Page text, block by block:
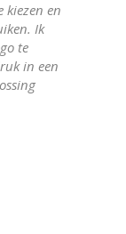
kiezen en
Ik
te
in een